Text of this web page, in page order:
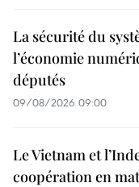
La sécurité du
l’économie
députés
09/08/2026 09:00
Le Vietnam et
coopération en